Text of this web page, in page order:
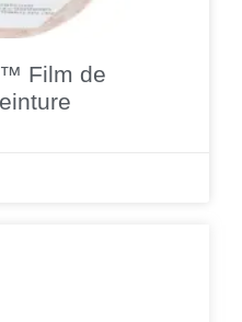
Film de